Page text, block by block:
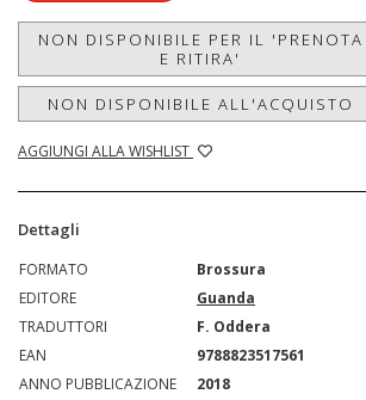
NON DISPONIBILE PER IL 'PRENOTA
E RITIRA'
NON DISPONIBILE ALL'ACQUISTO
AGGIUNGI ALLA WISHLIST
Dettagli
FORMATO
Brossura
EDITORE
Guanda
TRADUTTORI
F. Oddera
EAN
9788823517561
ANNO PUBBLICAZIONE
2018